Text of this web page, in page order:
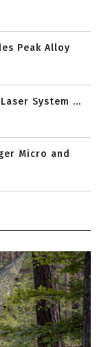
Peak Alloy
System ...
Micro and